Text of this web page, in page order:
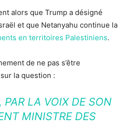
alors que Trump a désigné
et que Netanyahu continue la
en territoires Palestiniens.
de ne pas s’être
la question :
PAR LA VOIX DE SON
MINISTRE DES